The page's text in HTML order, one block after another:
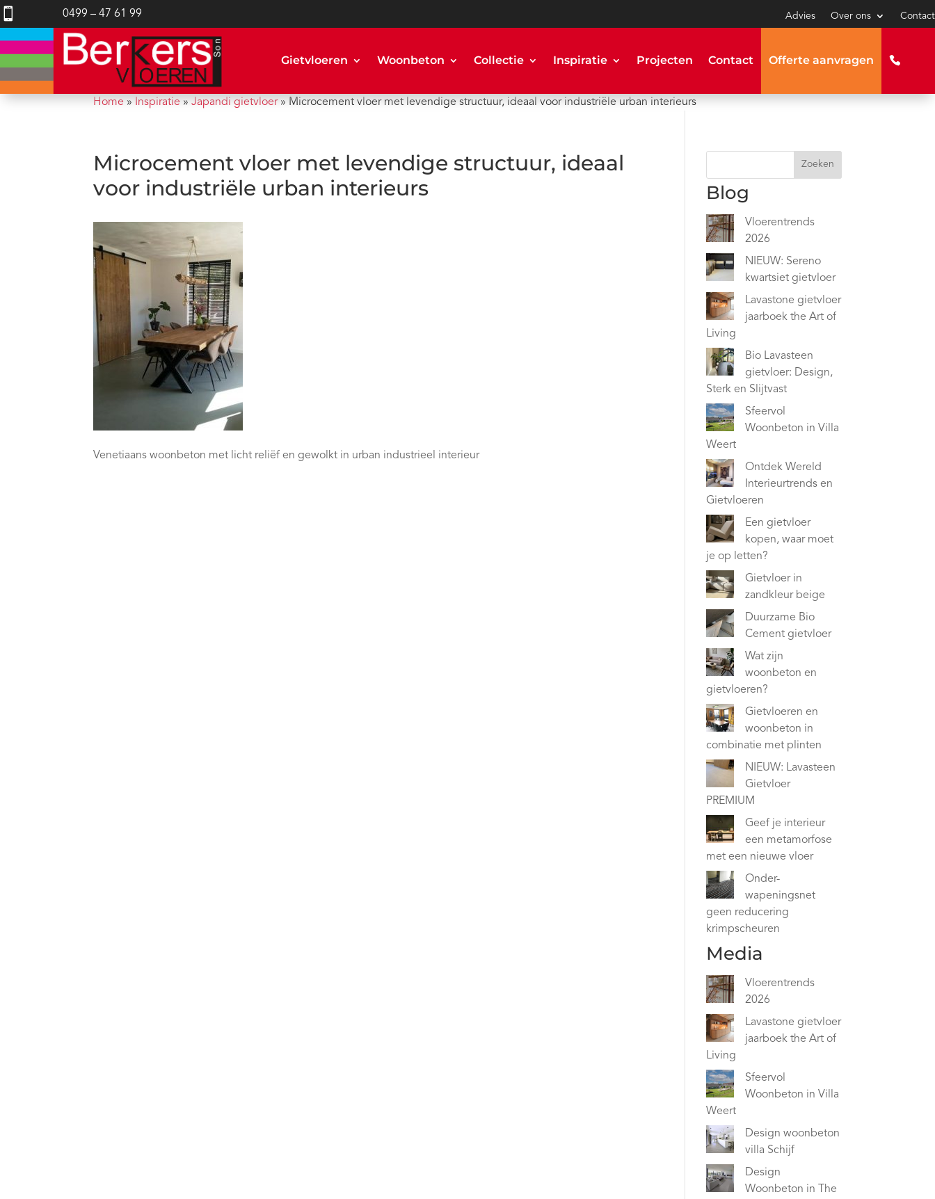
 0499 – 47 61 99 Advies Over ons Contact
Gietvloeren Woonbeton Collectie Inspiratie Projecten Contact Offerte aanvragen
Home » Inspiratie »Japandi gietvloer» Microcement vloer met levendige structuur, ideaal voor industriële urban interieurs
Microcement vloer met levendige structuur, ideaal
voor industriële urban interieurs
Venetiaans woonbeton met licht reliëf en gewolkt in urban industrieel interieur
Zoeken
Blog
Vloerentrends
2026
NIEUW: Sereno
kwartsiet gietvloer
Lavastone gietvloer
jaarboek the Art of
Living
Bio Lavasteen
gietvloer: Design,
Sterk en Slijtvast
Sfeervol
Woonbeton in Villa
Weert
Ontdek Wereld
Interieurtrends en
Gietvloeren
Een gietvloer
kopen, waar moet
je op letten?
Gietvloer in
zandkleur beige
Duurzame Bio
Cement gietvloer
Wat zijn
woonbeton en
gietvloeren?
Gietvloeren en
woonbeton in
combinatie met plinten
NIEUW: Lavasteen
Gietvloer
PREMIUM
Geef je interieur
een metamorfose
met een nieuwe vloer
Onder-
wapeningsnet
geen reducering
krimpscheuren
Media
Vloerentrends
2026
Lavastone gietvloer
jaarboek the Art of
Living
Sfeervol
Woonbeton in Villa
Weert
Design woonbeton
villa Schijf
Design
Woonbeton in The